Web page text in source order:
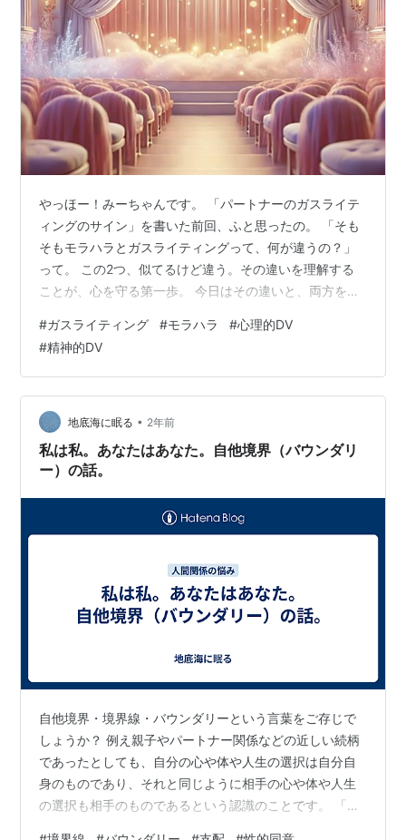
やっほー！みーちゃんです。 「パートナーのガスライテ
ィングのサイン」を書いた前回、ふと思ったの。 「そも
そもモラハラとガスライティングって、何が違うの？」
って。 この2つ、似てるけど違う。その違いを理解する
ことが、心を守る第一歩。 今日はその違いと、両方を同
1. モラハラとガスライティングの明確な違い 2. モラハラ
加害者による4つの支配手口 3. 複合攻撃の恐ろしさ 4. 被
害に気づいた時の具体的な対処法 5. 次回：周囲を巻き込
む「フライングモンキー」の実態 1. モラハラとガスライ
ティングの明確な違い 両方とも心理的虐待。本質的な違
い…
#ガスライティング #モラハラ #心理的DV
#精神的DV
地底海に眠る • 2年前
私は私。あなたはあなた。自他境界（バウンダリ
ー）の話。
自他境界・境界線・バウンダリーという言葉をご存じで
しょうか？ 例え親子やパートナー関係などの近しい続柄
であったとしても、自分の心や体や人生の選択は自分自
身のものであり、それと同じように相手の心や体や人生
の選択も相手のものであるという認識のことです。 「自